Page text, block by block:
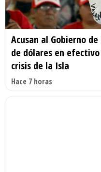
Acusan al Gobierno
de dólares en
crisis de la Isla
Hace 7 horas